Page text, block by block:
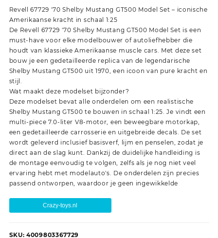
Revell 67729 '70 Shelby Mustang GT500 Model Set – iconische
Amerikaanse kracht in schaal 1:25
De Revell 67729 '70 Shelby Mustang GT500 Model Set is een
must-have voor elke modelbouwer of autoliefhebber die
houdt van klassieke Amerikaanse muscle cars. Met deze set
bouw je een gedetailleerde replica van de legendarische
Shelby Mustang GT500 uit 1970, een icoon van pure kracht en
stijl.
Wat maakt deze modelset bijzonder?
Deze modelset bevat alle onderdelen om een realistische
Shelby Mustang GT500 te bouwen in schaal 1:25. Je vindt een
multi-piece 7.0-liter V8-motor, een beweegbare motorkap,
een gedetailleerde carrosserie en uitgebreide decals. De set
wordt geleverd inclusief basisverf, lijm en penselen, zodat je
direct aan de slag kunt. Dankzij de duidelijke handleiding is
de montage eenvoudig te volgen, zelfs als je nog niet veel
ervaring hebt met modelauto's. De onderdelen zijn precies
passend ontworpen, waardoor je geen ingewikkelde
Crazy-toys.nl
SKU: 4009803367729